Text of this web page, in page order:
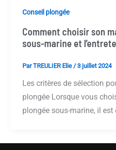
Conseil plongée
Comment choisir son
sous-marine et
ParTREULIER Elie /3 juillet 2024
Les critères de sélection
plongée Lorsque vous
plongée sous-marine, il est